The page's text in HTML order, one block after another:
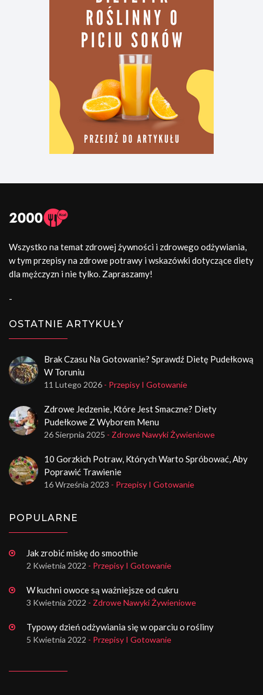
Wszystko na temat zdrowej żywności i zdrowego odżywiania,
w tym przepisy na zdrowe potrawy i wskazówki dotyczące diety
dla mężczyzn i nie tylko. Zapraszamy!
-
OSTATNIE ARTYKUŁY
Brak Czasu Na Gotowanie? Sprawdź Dietę Pudełkową
W Toruniu
11 Lutego 2026 - Przepisy I Gotowanie
Zdrowe Jedzenie, Które Jest Smaczne? Diety
Pudełkowe Z Wyborem Menu
26 Sierpnia 2025 - Zdrowe Nawyki Żywieniowe
10 Gorzkich Potraw, Których Warto Spróbować, Aby
Poprawić Trawienie
16 Września 2023 - Przepisy I Gotowanie
POPULARNE
Jak zrobić miskę do smoothie
2 Kwietnia 2022 - Przepisy I Gotowanie
W kuchni owoce są ważniejsze od cukru
3 Kwietnia 2022 - Zdrowe Nawyki Żywieniowe
Typowy dzień odżywiania się w oparciu o rośliny
5 Kwietnia 2022 - Przepisy I Gotowanie